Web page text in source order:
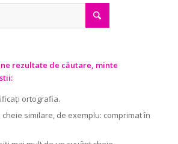
rezultate de căutare, minte
ortografia.
similare, de exemplu: comprimat în